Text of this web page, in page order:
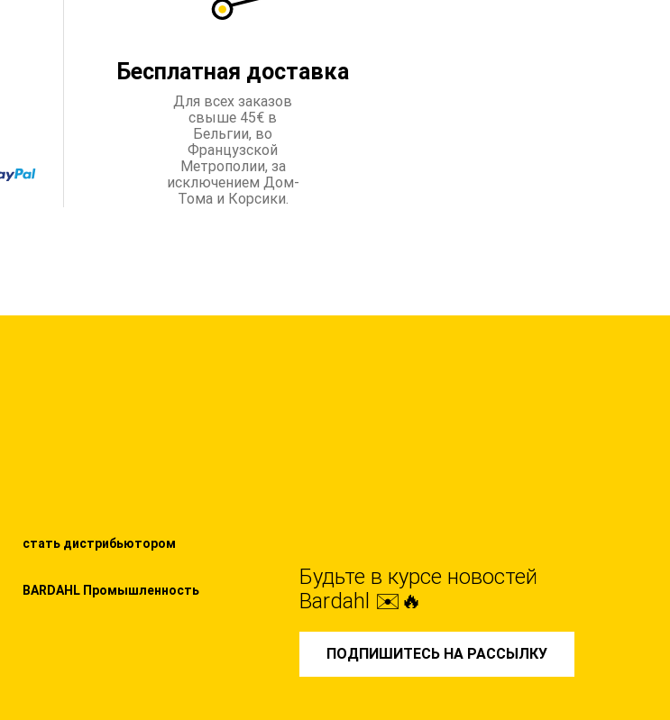
Бесплатная доставка
Для всех заказов
свыше 45€ в
Бельгии, во
Французской
Метрополии, за
исключением Дом-
Тома и Корсики.
стать дистрибьютором
BARDAHL Промышленность
Будьте в курсе новостей
Bardahl ✉️🔥
ПОДПИШИТЕСЬ НА РАССЫЛКУ